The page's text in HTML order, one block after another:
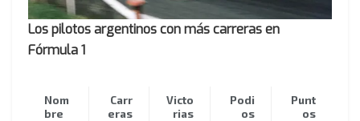
Los pilotos argentinos con más carreras en
Fórmula 1
Nom
bre
Carr
eras
Victo
rias
Podi
os
Punt
os